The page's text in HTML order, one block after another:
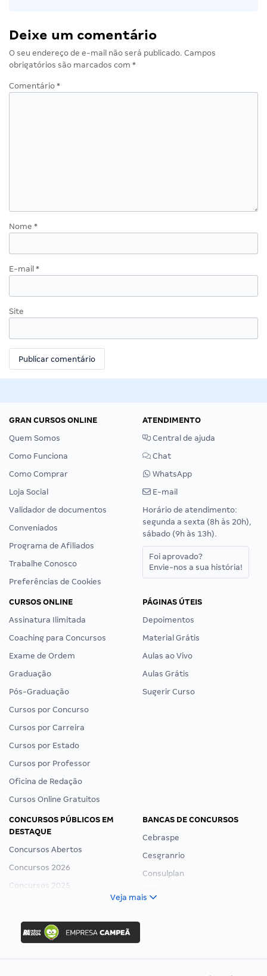
Deixe um comentário
O seu endereço de e-mail não será publicado. Campos
obrigatórios são marcados com *
Comentário *
Nome *
E-mail *
Site
GRAN CURSOS ONLINE
Quem Somos
Como Funciona
Como Comprar
Loja Social
Validador de documentos
Conveniados
Programa de Afiliados
Trabalhe Conosco
Preferências de Cookies
ATENDIMENTO
Central de ajuda
Chat
WhatsApp
E-mail
Horário de atendimento:
segunda a sexta (8h às 20h),
sábado (9h às 13h).
Foi aprovado?
Envie-nos a sua história!
CURSOS ONLINE
Assinatura Ilimitada
Coaching para Concursos
Exame de Ordem
Graduação
Pós-Graduação
Cursos por Concurso
Cursos por Carreira
Cursos por Estado
Cursos por Professor
Oficina de Redação
Cursos Online Gratuitos
PÁGINAS ÚTEIS
Depoimentos
Material Grátis
Aulas ao Vivo
Aulas Grátis
Sugerir Curso
CONCURSOS PÚBLICOS EM
DESTAQUE
Concursos Abertos
Concursos 2026
Concursos 2025
Concurso Ibama
Concurso MPU
Editais publicados
BANCAS DE CONCURSOS
Cebraspe
Cesgranrio
Consulplan
Veja mais